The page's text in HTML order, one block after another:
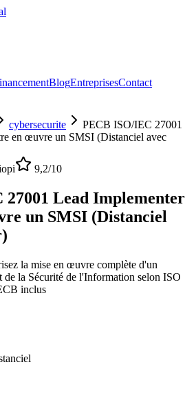
BlogEntreprisesContact
cybersecurite
PECB ISO/IEC 27001
en œuvre un SMSI (Distanciel avec
9,2/10
Lead Implementer
un SMSI (Distanciel
la mise en œuvre complète d'un
de la Sécurité de l'Information selon ISO
inclus